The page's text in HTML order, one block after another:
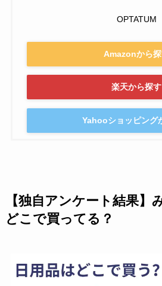
OPTATUM
Amazonから
楽天から探す
Yahooショッピング
【独自アンケート結果】
どこで買ってる？